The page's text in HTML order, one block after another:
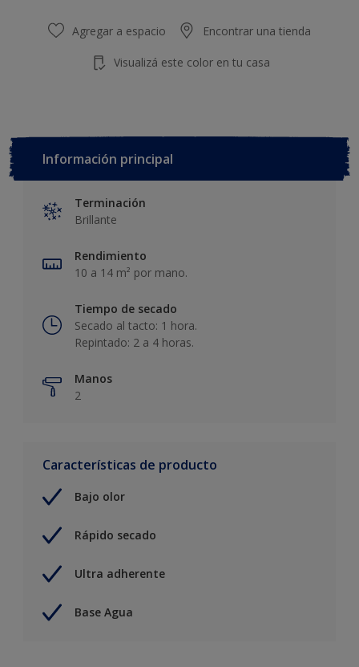
Agregar a espacio Encontrar una tienda
Visualizá este color en tu casa
Información principal
Terminación
Brillante
Rendimiento
10 a 14 m² por mano.
Tiempo de secado
Secado al tacto: 1 hora.
Repintado: 2 a 4 horas.
Manos
2
Características de producto
Bajo olor
Rápido secado
Ultra adherente
Base Agua